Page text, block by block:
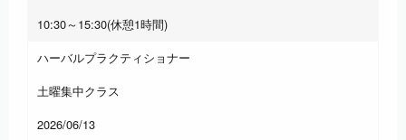
10:30～15:30(休憩1時間)
ハーバルプラクティショナー
土曜集中クラス
2026/06/13